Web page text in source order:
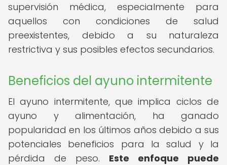
supervisión médica, especialmente para
aquellos con condiciones de salud
preexistentes, debido a su naturaleza
restrictiva y sus posibles efectos secundarios.
Beneficios del ayuno intermitente
El ayuno intermitente, que implica ciclos de
ayuno y alimentación, ha ganado
popularidad en los últimos años debido a sus
potenciales beneficios para la salud y la
pérdida de peso. Este enfoque puede